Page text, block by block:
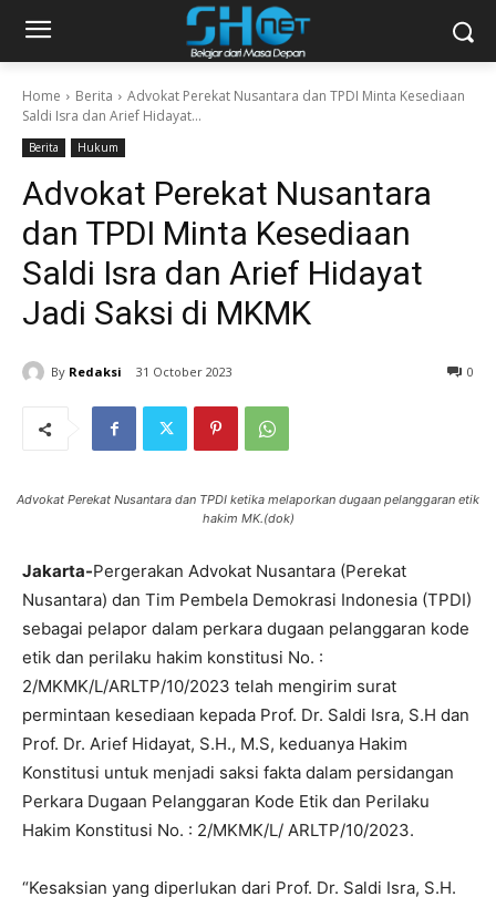
Home Berita
Advokat Perekat Nusantara dan TPDI Minta Kesediaan
Saldi Isra dan Arief Hidayat...
Berita Hukum
Advokat Perekat Nusantara
dan TPDI Minta Kesediaan
Saldi Isra dan Arief Hidayat
Jadi Saksi di MKMK
By Redaksi 31 October 2023 0
Advokat Perekat Nusantara dan TPDI ketika melaporkan dugaan pelanggaran etik
hakim MK.(dok)
Jakarta-Pergerakan Advokat Nusantara (Perekat
Nusantara) dan Tim Pembela Demokrasi Indonesia (TPDI)
sebagai pelapor dalam perkara dugaan pelanggaran kode
etik dan perilaku hakim konstitusi No. :
2/MKMK/L/ARLTP/10/2023 telah mengirim surat
permintaan kesediaan kepada Prof. Dr. Saldi Isra, S.H dan
Prof. Dr. Arief Hidayat, S.H., M.S, keduanya Hakim
Konstitusi untuk menjadi saksi fakta dalam persidangan
Perkara Dugaan Pelanggaran Kode Etik dan Perilaku
Hakim Konstitusi No. : 2/MKMK/L/ ARLTP/10/2023.
“Kesaksian yang diperlukan dari Prof. Dr. Saldi Isra, S.H.